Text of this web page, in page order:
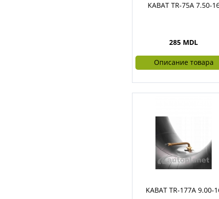
KABAT TR-75A 7.50-
285 MDL
Описание товара
KABAT TR-177A 9.00-